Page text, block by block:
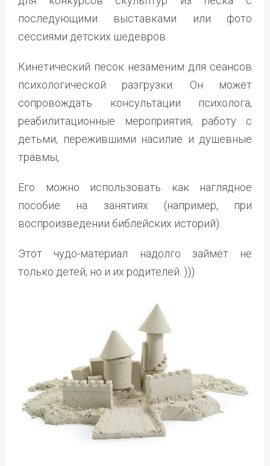
последующими выставками или фото
сессиями детских шедевров.
Кинетический песок незаменим для сеансов
психологической разгрузки. Он может
сопровождать консультации психолога,
реабилитационные мероприятия, работу с
детьми, пережившими насилие и душевные
травмы,
Его можно использовать как наглядное
пособие на занятиях (например, при
воспроизведении библейских историй).
Этот чудо-материал надолго займёт не
только детей, но и их родителей. )))